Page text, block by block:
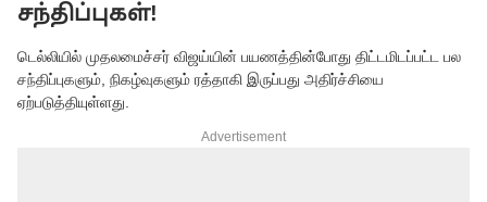
சந்திப்புகள்!
டெல்லியில் முதலமைச்சர் விஜய்யின் பயணத்தின்போது திட்டமிடப்பட்ட பல
சந்திப்புகளும், நிகழ்வுகளும் ரத்தாகி இருப்பது அதிர்ச்சியை
ஏற்படுத்தியுள்ளது.
Advertisement